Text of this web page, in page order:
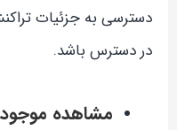
دسترسی به جزئیات
در دسترس باشد.
مشاهده